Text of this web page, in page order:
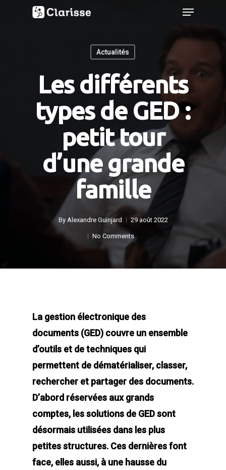
Menu
Actualités
Les différents
types de GED :
petit tour
d’une grande
famille
By Alexandre Guinjard 29 août 2022
No Comments
La gestion électronique des
documents (GED) couvre un ensemble
d’outils et de techniques qui
permettent de dématérialiser, classer,
rechercher et partager des documents.
D’abord réservées aux grands
comptes, les solutions de GED sont
désormais utilisées dans les plus
petites structures. Ces dernières font
face, elles aussi, à une hausse du